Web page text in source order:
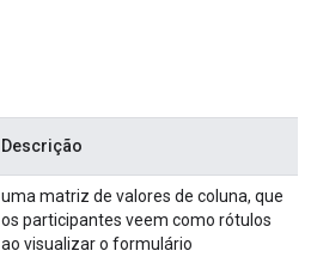
Descrição
uma matriz de valores de coluna, que
os participantes veem como rótulos
ao visualizar o formulário